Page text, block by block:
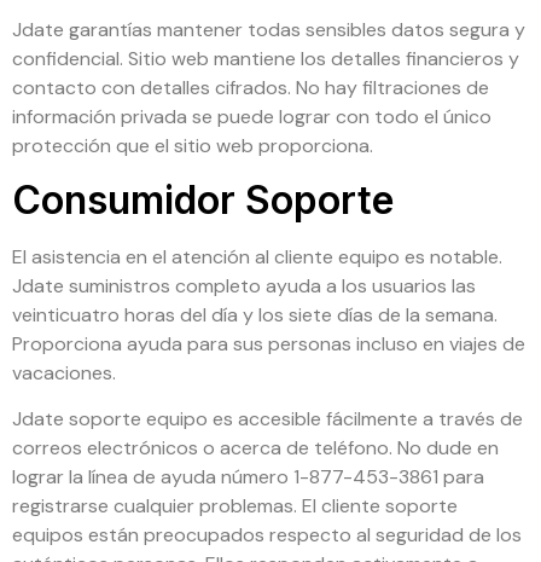
Jdate garantías mantener todas sensibles datos segura y
confidencial. Sitio web mantiene los detalles financieros y
contacto con detalles cifrados. No hay filtraciones de
información privada se puede lograr con todo el único
protección que el sitio web proporciona.
Consumidor Soporte
El asistencia en el atención al cliente equipo es notable.
Jdate suministros completo ayuda a los usuarios las
veinticuatro horas del día y los siete días de la semana.
Proporciona ayuda para sus personas incluso en viajes de
vacaciones.
Jdate soporte equipo es accesible fácilmente a través de
correos electrónicos o acerca de teléfono. No dude en
lograr la línea de ayuda número 1-877-453-3861 para
registrarse cualquier problemas. El cliente soporte
equipos están preocupados respecto al seguridad de los